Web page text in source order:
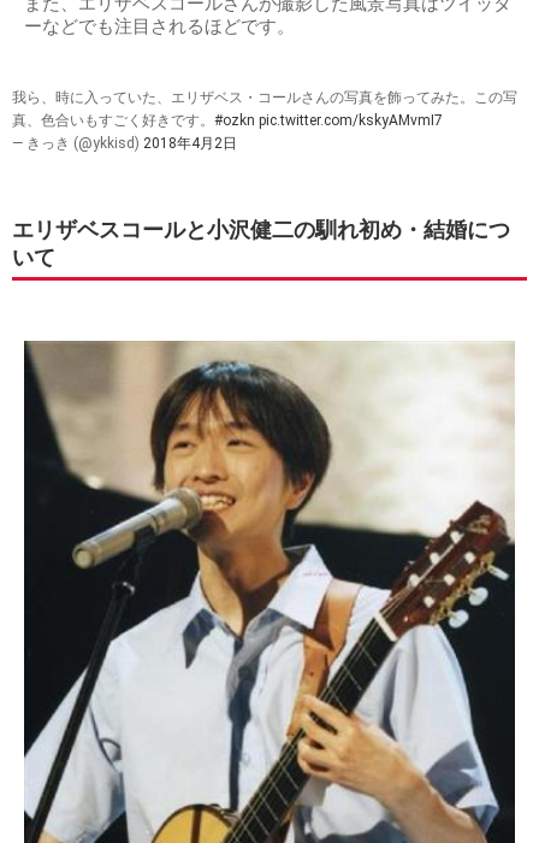
ーなどでも注目されるほどです。
我ら、時に入っていた、エリザベス・コールさんの写真を飾ってみた。この写
真、色合いもすごく好きです。 #ozkn pic.twitter.com/kskyAMvmI7
— きっき (@ykkisd) 2018年4月2日
エリザベスコールと小沢健二の馴れ初め・結婚につ
いて